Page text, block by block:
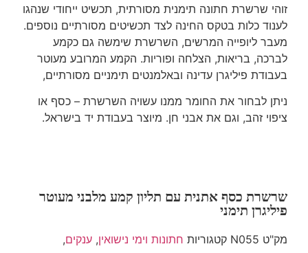
זוהי שרשרת חתונה תימנית מסורתית, תכשיט ייחודי שנהגו
לענוד כלות בטקס החינה לצד תכשיטים מסורתיים נוספים.
מעבר ליופייה המרשים, השרשרת שימשה גם כקמע
לברכה, בריאות, הצלחה ופוריות. הקמע המרובע מעוטר
בעבודת פיליגרן עדינה ובאלמנטים תימניים מסורתיים,
ניתן לבחור את החומר ממנו עשויה השרשרת – כסף או
ציפוי זהב, וגם את אבני חן. מיוצר בעבודת יד בישראל.
שרשרת כסף אתנית עם תליון קמע מלבני מעוטר
פיליגרן תימני
מק"ט N055 קטגוריות חתונות וימי נישואין, ענקים,